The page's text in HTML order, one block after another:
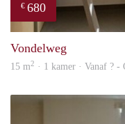
€ 680
Vondelweg
15 m2 · 1 kamer · Vanaf ? -